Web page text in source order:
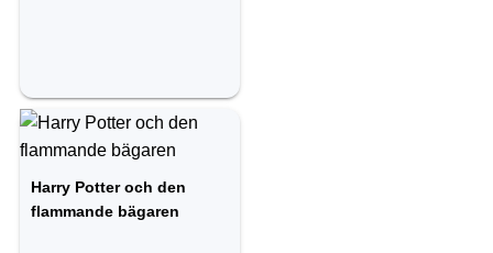
Harry Potter och den
flammande bägaren